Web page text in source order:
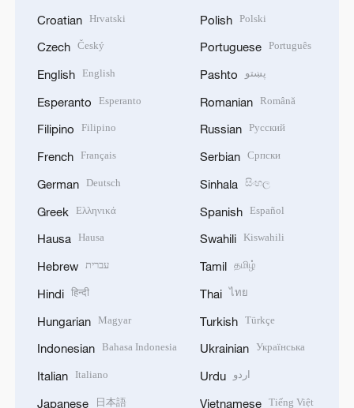
Croatian Hrvatski
Czech Český
English English
Esperanto Esperanto
Filipino Filipino
French Français
German Deutsch
Greek Ελληνικά
Hausa Hausa
Hebrew עברית
Hindi हिन्दी
Hungarian Magyar
Indonesian Bahasa Indonesia
Italian Italiano
Japanese 日本語
Polish Polski
Portuguese Português
Pashto پښتو
Romanian Română
Russian Русский
Serbian Српски
Sinhala සිංහල
Spanish Español
Swahili Kiswahili
Tamil தமிழ்
Thai ไทย
Turkish Türkçe
Ukrainian Українська
Urdu اردو
Vietnamese Tiếng Việt